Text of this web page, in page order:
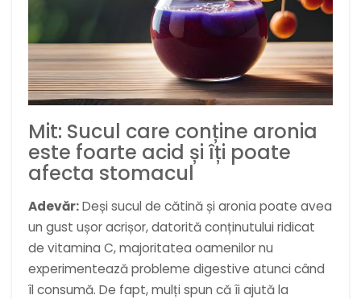
Mit: Sucul care conține aronia
este foarte acid și îți poate
afecta stomacul
Adevăr:Deși sucul de cătină și aronia poate avea
un gust ușor acrișor, datorită conținutului ridicat
de vitamina C, majoritatea oamenilor nu
experimentează probleme digestive atunci când
îl consumă. De fapt, mulți spun că îi ajută la